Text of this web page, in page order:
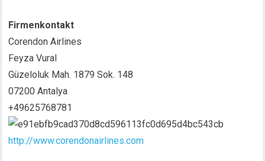
Firmenkontakt
Corendon Airlines
Feyza Vural
Güzeloluk Mah. 1879 Sok. 148
07200 Antalya
+49625768781
http://www.corendonairlines.com